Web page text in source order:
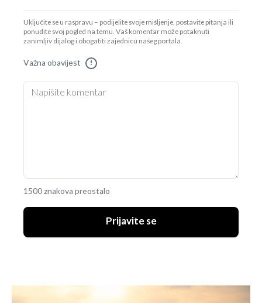
Uključite se u raspravu – podijelite svoje mišljenje, postavite pitanja ili
ponudite svoj pogled na temu. Vaš komentar može potaknuti
zanimljiv dijalog i obogatiti zajednicu našeg portala.
Važna obavijest !
1500 znakova preostalo
Prijavite se